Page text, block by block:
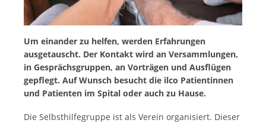
Um einander zu helfen, werden Erfahrungen
ausgetauscht. Der Kontakt wird an Versammlungen,
in Gesprächsgruppen, an Vorträgen und Ausflügen
gepflegt. Auf Wunsch besucht die ilco Patientinnen
und Patienten im Spital oder auch zu Hause.
Die Selbsthilfegruppe ist als Verein organisiert. Dieser